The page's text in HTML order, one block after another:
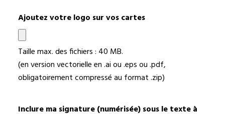
Ajoutez votre logo sur vos cartes
Taille max. des fichiers : 40 MB.
(en version vectorielle en .ai ou .eps ou .pdf,
obligatoirement compressé au format .zip)
Inclure ma signature (numérisée) sous le texte à